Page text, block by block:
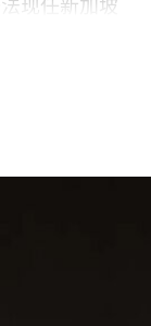
现任新加坡
展带来崭新
展人，此后
斯双年展新
了达卡艺术
月在多哈举